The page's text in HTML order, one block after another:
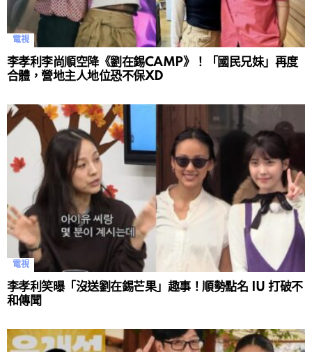
電視
李孝利李尚順空降《劉在錫CAMP》！「國民兄妹」再度
合體，營地主人地位恐不保XD
電視
李孝利笑曝「沒送劉在錫芒果」趣事！順勢點名 IU 打破不
和傳聞